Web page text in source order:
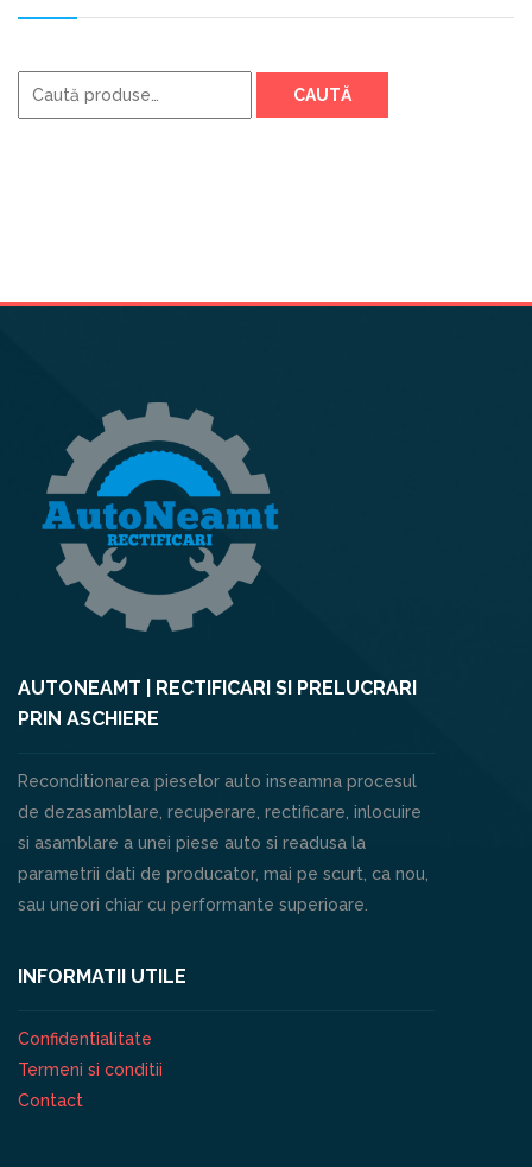
Caută
după:
CAUTĂ
AUTONEAMT | RECTIFICARI SI PRELUCRARI
PRIN ASCHIERE
Reconditionarea pieselor auto inseamna procesul
de dezasamblare, recuperare, rectificare, inlocuire
si asamblare a unei piese auto si readusa la
parametrii dati de producator, mai pe scurt, ca nou,
sau uneori chiar cu performante superioare.
INFORMATII UTILE
Confidentialitate
Termeni si conditii
Contact